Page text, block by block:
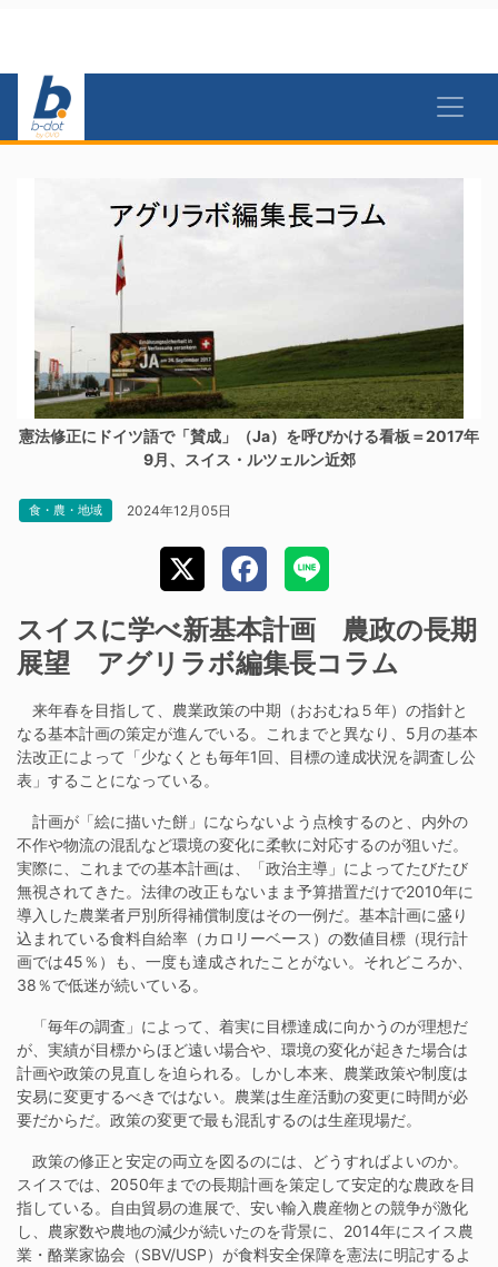
憲法修正にドイツ語で「賛成」（Ja）を呼びかける看板＝2017年
9月、スイス・ルツェルン近郊
食・農・地域 2024年12月05日
スイスに学べ新基本計画 農政の長期
展望 アグリラボ編集長コラム
来年春を目指して、農業政策の中期（おおむね５年）の指針と
なる基本計画の策定が進んでいる。これまでと異なり、5月の基本
法改正によって「少なくとも毎年1回、目標の達成状況を調査し公
表」することになっている。
計画が「絵に描いた餅」にならないよう点検するのと、内外の
不作や物流の混乱など環境の変化に柔軟に対応するのが狙いだ。
実際に、これまでの基本計画は、「政治主導」によってたびたび
無視されてきた。法律の改正もないまま予算措置だけで2010年に
導入した農業者戸別所得補償制度はその一例だ。基本計画に盛り
込まれている食料自給率（カロリーベース）の数値目標（現行計
画では45％）も、一度も達成されたことがない。それどころか、
38％で低迷が続いている。
「毎年の調査」によって、着実に目標達成に向かうのが理想だ
が、実績が目標からほど遠い場合や、環境の変化が起きた場合は
計画や政策の見直しを迫られる。しかし本来、農業政策や制度は
安易に変更するべきではない。農業は生産活動の変更に時間が必
要だからだ。政策の変更で最も混乱するのは生産現場だ。
政策の修正と安定の両立を図るのには、どうすればよいのか。
スイスでは、2050年までの長期計画を策定して安定的な農政を目
指している。自由貿易の進展で、安い輸入農産物との競争が激化
し、農家数や農地の減少が続いたのを背景に、2014年にスイス農
業・酪業家協会（SBV/USP）が食料安全保障を憲法に明記するよ